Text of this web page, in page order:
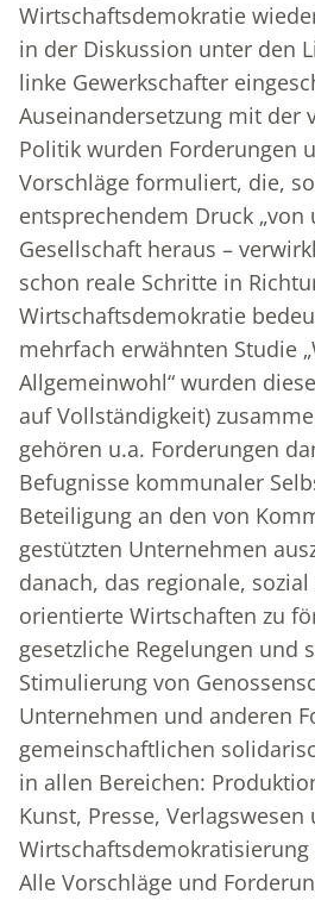
Wirtschaftsdemokratie
in der Diskussion unter den
linke Gewerkschafter
Auseinandersetzung mit der
Politik wurden Forderungen
Vorschläge formuliert, die,
entsprechendem Druck „von
Gesellschaft heraus –
schon reale Schritte in
Wirtschaftsdemokratie
mehrfach erwähnten Studie
Allgemeinwohl“ wurden
auf Vollständigkeit)
gehören u.a. Forderungen
Befugnisse kommunaler
Beteiligung an den von
gestützten Unternehmen
danach, das regionale,
orientierte Wirtschaften zu
gesetzliche Regelungen und
Stimulierung von
Unternehmen und anderen
gemeinschaftlichen
in allen Bereichen:
Kunst, Presse, Verlagswesen
Wirtschaftsdemokratisierung
Alle Vorschläge und